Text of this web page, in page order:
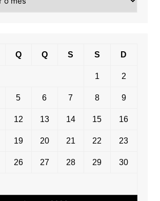
Q Q S S D
1 2
5 6 7 8 9
12 13 14 15 16
19 20 21 22 23
26 27 28 29 30